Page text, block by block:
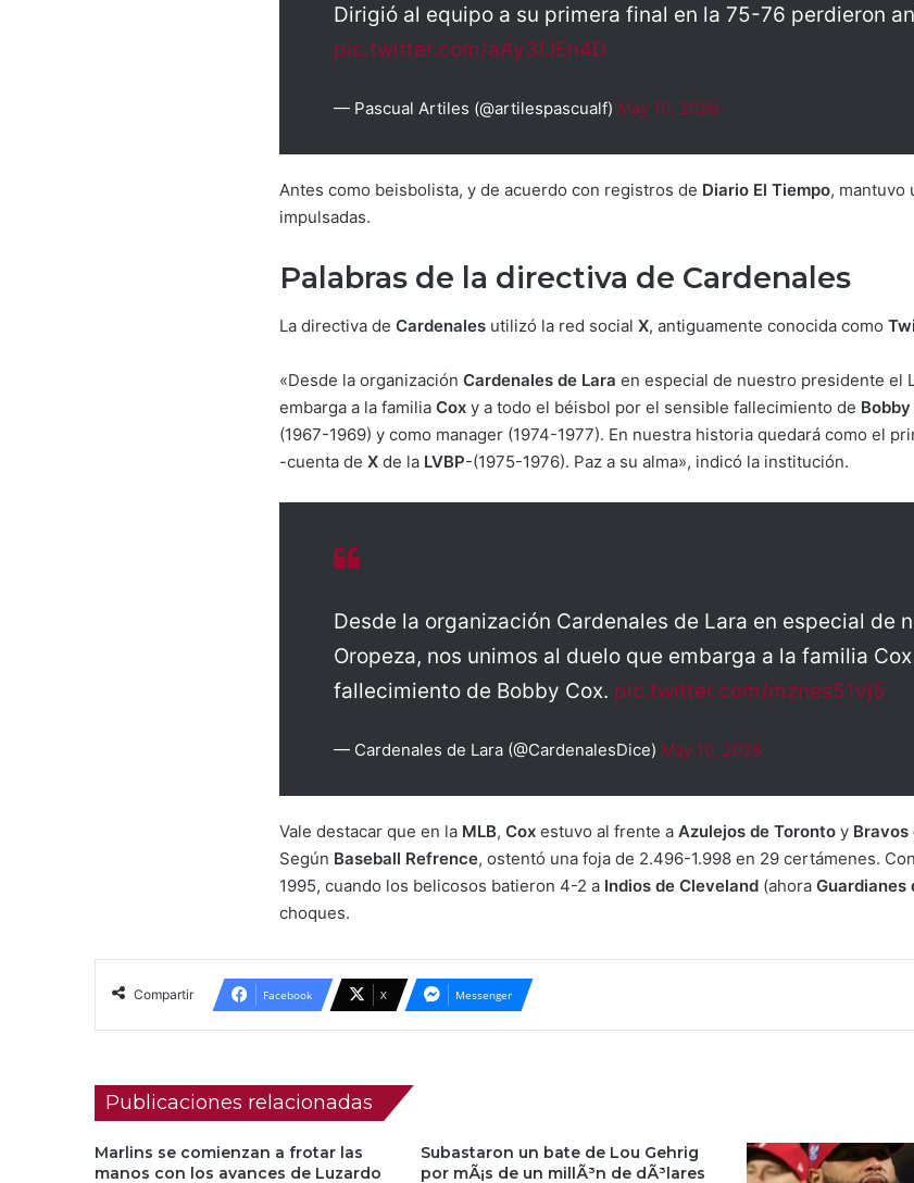
Dirigió al equipo a su primera final en la 75-76 perdieron
pic.twitter.com/aAy3fJEn4D
— Pascual Artiles (@artilespascualf) May 10, 2026
Antes como beisbolista, y de acuerdo con registros de Diario El Tiempo, mantuvo
impulsadas.
Palabras de la directiva de Cardenales
La directiva de Cardenales utilizó la red social X, antiguamente conocida como
«Desde la organización Cardenales de Lara en especial de nuestro presidente el
embarga a la familia Cox y a todo el béisbol por el sensible fallecimiento de
(1967-1969) y como manager (1974-1977). En nuestra historia quedará como el
-cuenta de X de la LVBP-(1975-1976). Paz a su alma», indicó la institución.
Desde la organización Cardenales de Lara en especial de
Oropeza, nos unimos al duelo que embarga a la familia
fallecimiento de Bobby Cox. pic.twitter.com/mznes51vj5
— Cardenales de Lara (@CardenalesDice) May 10, 2026
Vale destacar que en la MLB, Cox estuvo al frente a Azulejos de Toronto y Bravos
Según Baseball Refrence, ostentó una foja de 2.496-1.998 en 29 certámenes.
1995, cuando los belicosos batieron 4-2 a Indios de Cleveland (ahora Guardianes
choques.
Compartir Facebook X Messenger
Publicaciones relacionadas
Marlins se comienzan a frotar las
manos con los avances de Luzardo
Subastaron un bate de Lou Gehrig
por mÃ¡s de un millÃ³n de dÃ³lares